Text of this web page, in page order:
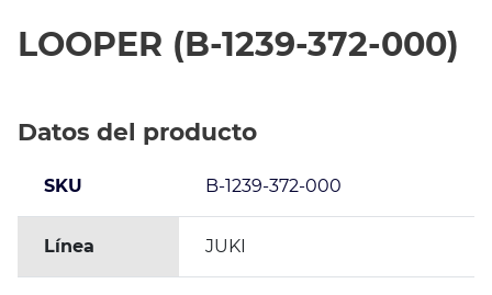
LOOPER (B-1239-372-000)
Datos del producto
SKU B-1239-372-000
Línea JUKI